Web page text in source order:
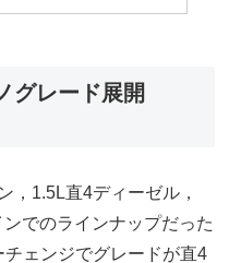
グレード展開
1.5L直4ディーゼル，
でのラインナップだった
ェンジでグレードが直4